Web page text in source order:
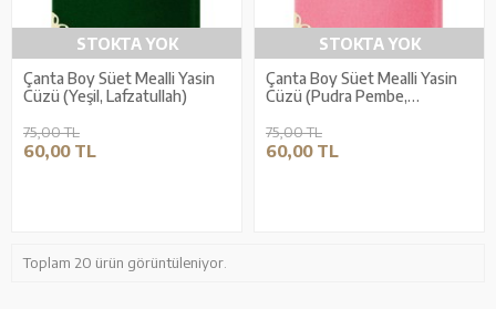
STOKTA YOK
Çanta Boy Süet Mealli Yasin
Cüzü (Yeşil, Lafzatullah)
75,00 TL
60,00 TL
STOKTA YOK
Çanta Boy Süet Mealli Yasin
Cüzü (Pudra Pembe,
75,00 TL
60,00 TL
Toplam 20 ürün görüntüleniyor.